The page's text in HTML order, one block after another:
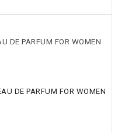
DE PARFUM FOR WOMEN